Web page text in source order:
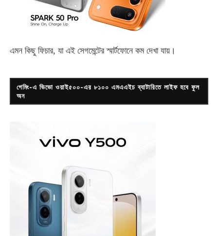
এমন কিছু ফিচার, যা এই সেগমেন্টের স্মার্টফোনে কম দেখা যায়।
গেমিং-এ ভিভো ওয়াই৫০০-এর ৮১০০ এমএএইচ ব্যাটারিতে লাইফ হবে ফুল
অন